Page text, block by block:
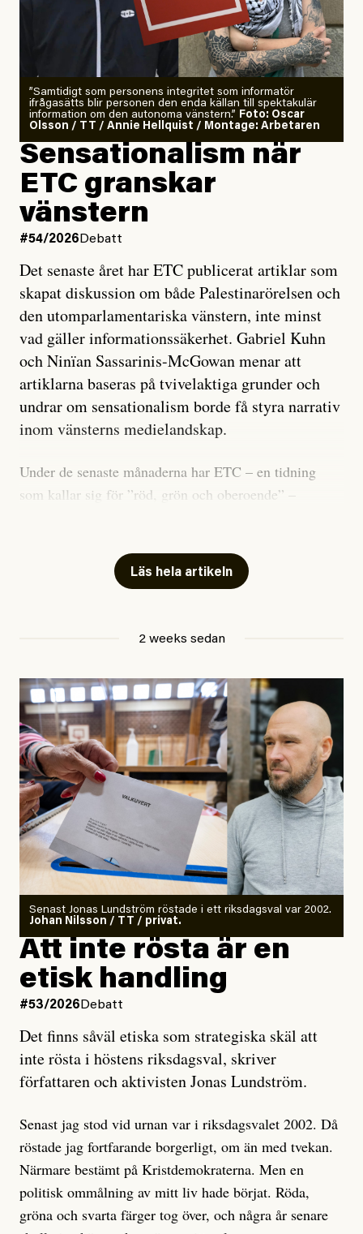
”Samtidigt som personens integritet som informatör
ifrågasätts blir personen den enda källan till spektakulär
information om den autonoma vänstern.” Foto: Oscar
Olsson / TT / Annie Hellquist / Montage: Arbetaren
Sensationalism när
ETC granskar
vänstern
#54/2026 Debatt
Det senaste året har ETC publicerat artiklar som
skapat diskussion om både Palestinarörelsen och
den utomparlamentariska vänstern, inte minst
vad gäller informationssäkerhet. Gabriel Kuhn
och Ninïan Sassarinis-McGowan menar att
artiklarna baseras på tvivelaktiga grunder och
undrar om sensationalism borde få styra narrativ
inom vänsterns medielandskap.
Under de senaste månaderna har ETC – en tidning
som kallar sig för ”röd, grön och oberoende” –
skriver för? Vad betyder det att vara en ”röd, grön och
oberoende” tidning? Och vad är egentligen bra
utpekas som israelisk infiltratör”. Enligt ingressen
handlar artikeln om en person vars ”bakgrund skapar
splittring och oro i rörelsen”. Problemet är att artikeln
skapar betydligt mer oro i palestinarörelsen – och den
oberoende vänstern – än den porträtterade personen
eller dess bakgrund.
Det finns en väldigt enkel regel inom alla politiska
rörelser när det gäller misstänkta infiltratörer:
Antingen har en bevis på att de är infiltratörer, och då
ska en gå ut med det så fort det bara går för att skydda
rörelsen. Eller så har en inga bevis, bara misstankar,
och då ska en efterforska diskret, just för att inte skapa
oro inom rörelsen.
Artikeln undersöker inte, som ETC påstår, ”vad som
är sant, vad som är rykten”, utan den bidrar bara till
ännu mer ryktesspridning. Det finns inte ett enda bevis
misstänkta personen är en infiltratör. Det som läsaren
får veta är att personen har ändrat sina politiska åsikter
under åren, att den har raderat tidigare innehåll på sina
sociala medier, att artikelns författare inte förstår sig
på personens ekonomi och att det tydligen finns
Läs hela artikeln
2 weeks sedan
Senast Jonas Lundström röstade i ett riksdagsval var 2002.
Johan Nilsson / TT / privat.
Att inte rösta är en
etisk handling
#53/2026 Debatt
Det finns såväl etiska som strategiska skäl att
inte rösta i höstens riksdagsval, skriver
författaren och aktivisten Jonas Lundström.
Senast jag stod vid urnan var i riksdagsvalet 2002. Då
röstade jag fortfarande borgerligt, om än med tvekan.
Närmare bestämt på Kristdemokraterna. Men en
politisk ommålning av mitt liv hade börjat. Röda,
gröna och svarta färger tog över, och några år senare